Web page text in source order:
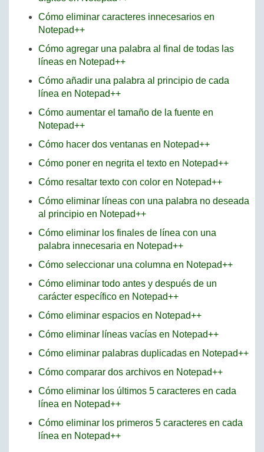
Cómo eliminar caracteres innecesarios en
Notepad++
Cómo agregar una palabra al final de todas las
líneas en Notepad++
Cómo añadir una palabra al principio de cada
línea en Notepad++
Cómo aumentar el tamaño de la fuente en
Notepad++
Cómo hacer dos ventanas en Notepad++
Cómo poner en negrita el texto en Notepad++
Cómo resaltar texto con color en Notepad++
Cómo eliminar líneas con una palabra no deseada
al principio en Notepad++
Cómo eliminar los finales de línea con una
palabra innecesaria en Notepad++
Cómo seleccionar una columna en Notepad++
Cómo eliminar todo antes y después de un
carácter específico en Notepad++
Cómo eliminar espacios en Notepad++
Cómo eliminar líneas vacías en Notepad++
Cómo eliminar palabras duplicadas en Notepad++
Cómo comparar dos archivos en Notepad++
Cómo eliminar los últimos 5 caracteres en cada
línea en Notepad++
Cómo eliminar los primeros 5 caracteres en cada
línea en Notepad++